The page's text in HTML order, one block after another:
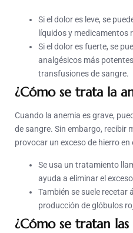
Si el dolor es leve, se
líquidos y medicamentos
Si el dolor es fuerte, se
analgésicos más
transfusiones de sangre.
¿Cómo se trata la
Cuando la anemia es grave,
de sangre. Sin embargo, recibir
provocar un exceso de hierro
Se usa un tratamiento
ayuda a eliminar el
También se suele recetar
producción de glóbulos
¿Cómo se tratan